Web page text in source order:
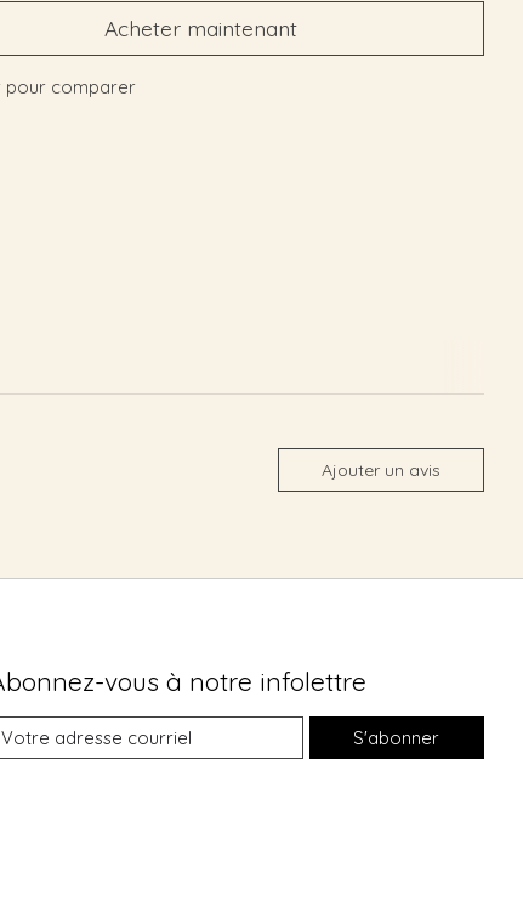
Acheter maintenant
pour comparer
Ajouter un avis
vous à notre infolettre
S'abonner